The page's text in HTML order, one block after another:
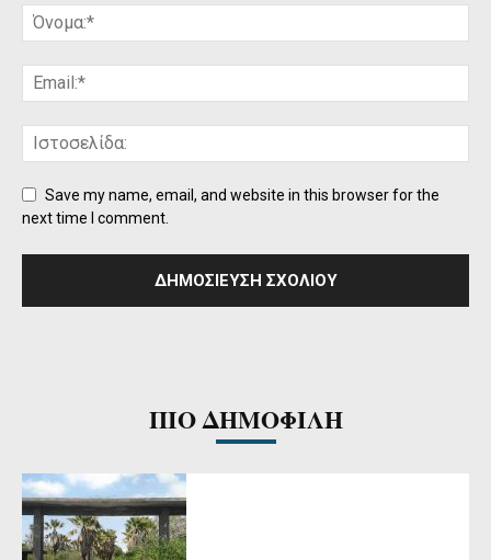
Save my name, email, and website in this browser for the
next time I comment.
ΠΙΟ ΔΗΜΟΦΙΛΗ